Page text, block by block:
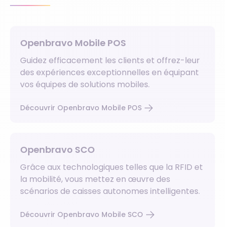
Openbravo Mobile POS
Guidez efficacement les clients et offrez-leur
des expériences exceptionnelles en équipant
vos équipes de solutions mobiles.
Découvrir Openbravo Mobile POS
Openbravo SCO
Grâce aux technologiques telles que la RFID et
la mobilité, vous mettez en œuvre des
scénarios de caisses autonomes intelligentes.
Découvrir Openbravo Mobile SCO